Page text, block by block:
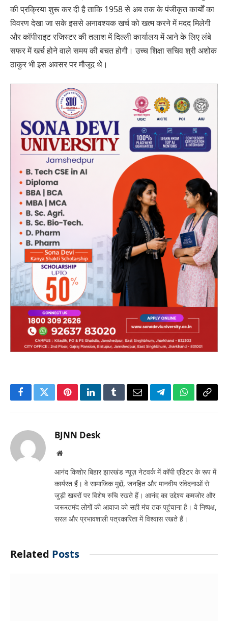
की प्रक्रिया शुरू कर दी है ताकि 1958 से अब तक के पंजीकृत कार्यों का
विवरण देखा जा सके इससे अनावश्‍यक खर्च को खत्‍म करने में मदद मिलेगी
और कॉपीराइट रजिस्‍टर की तलाश में दिल्‍ली कार्यालय में आने के लिए लंबे
सफर में खर्च होने वाले समय की बचत होगी। उच्‍च शिक्षा सचिव श्री अशोक
ठाकुर भी इस अवसर पर मौजूद थे।
FacebookTwitterPinterestLinkedInTumblrEmailTelegramWhatsApp
Copy
BJNN Desk
Website
आनंद किशोर बिहार झारखंड न्यूज़ नेटवर्क में कॉपी एडिटर के रूप में
कार्यरत हैं। वे सामाजिक मुद्दों, जनहित और मानवीय संवेदनाओं से
जुड़ी खबरों पर विशेष रुचि रखते हैं। आनंद का उद्देश्य कमजोर और
जरूरतमंद लोगों की आवाज को सही मंच तक पहुंचाना है। वे निष्पक्ष,
सरल और प्रभावशाली पत्रकारिता में विश्वास रखते हैं।
Related Posts